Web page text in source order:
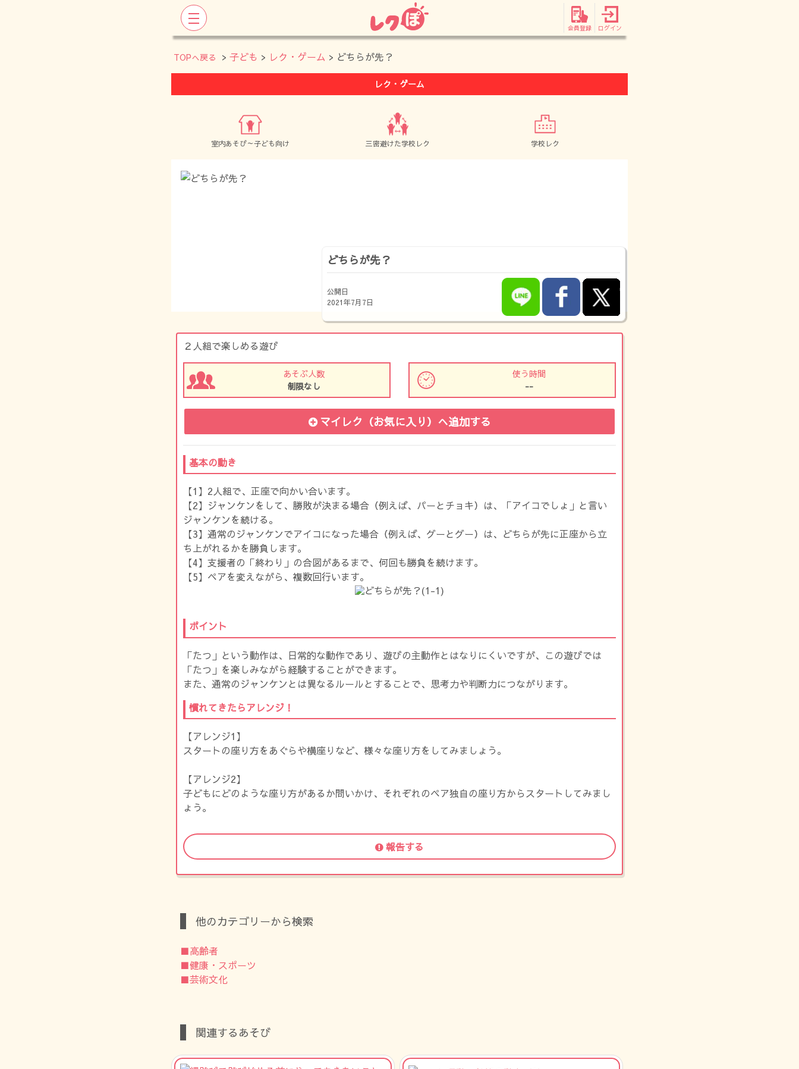
会員登録 ログイン
TOPへ戻る > 子ども > レク・ゲーム > どちらが先？
レク・ゲーム
室内あそび～子ども向け 三密避けた学校レク 学校レク
どちらが先？
公開日
2021年7月7日
２人組で楽しめる遊び
あそぶ人数
制限なし
使う時間
--
マイレク（お気に入り） へ追加する
基本の動き
【1】2人組で、正座で向かい合います。
【2】ジャンケンをして、勝敗が決まる場合（例えば、パーとチョキ）は、「アイコでしょ」と言い
ジャンケンを続ける。
【3】通常のジャンケンでアイコになった場合（例えば、グーとグー）は、どちらが先に正座から立
ち上がれるかを勝負します。
【4】支援者の「終わり」の合図があるまで、何回も勝負を続けます。
【5】ペアを変えながら、複数回行います。
ポイント
「たつ」という動作は、日常的な動作であり、遊びの主動作とはなりにくいですが、この遊びでは
「たつ」を楽しみながら経験することができます。
また、通常のジャンケンとは異なるルールとすることで、思考力や判断力につながります。
慣れてきたらアレンジ！
【アレンジ1】
スタートの座り方をあぐらや横座りなど、様々な座り方をしてみましょう。
【アレンジ2】
子どもにどのような座り方があるか問いかけ、それぞれのペア独自の座り方からスタートしてみまし
ょう。
報告する
他のカテゴリーから検索
■高齢者
■健康・スポーツ
■芸術文化
関連するあそび